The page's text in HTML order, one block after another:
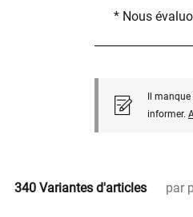
* Nous
Il
informer.
340 Variantes d'articles par